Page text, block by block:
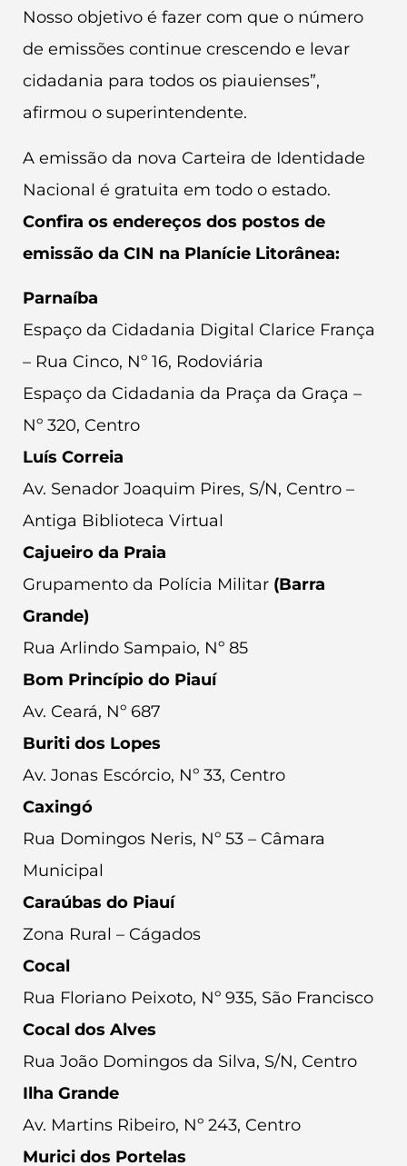
Nosso objetivo é fazer com que o número
de emissões continue crescendo e levar
cidadania para todos os piauienses”,
afirmou o superintendente.
A emissão da nova Carteira de Identidade
Nacional é gratuita em todo o estado.
Confira os endereços dos postos de
emissão da CIN na Planície Litorânea:
Parnaíba
Espaço da Cidadania Digital Clarice França
– Rua Cinco, Nº 16, Rodoviária
Espaço da Cidadania da Praça da Graça –
Nº 320, Centro
Luís Correia
Av. Senador Joaquim Pires, S/N, Centro –
Antiga Biblioteca Virtual
Cajueiro da Praia
Grupamento da Polícia Militar (Barra
Grande)
Rua Arlindo Sampaio, Nº 85
Bom Princípio do Piauí
Av. Ceará, Nº 687
Buriti dos Lopes
Av. Jonas Escórcio, Nº 33, Centro
Caxingó
Rua Domingos Neris, Nº 53 – Câmara
Municipal
Caraúbas do Piauí
Zona Rural – Cágados
Cocal
Rua Floriano Peixoto, Nº 935, São Francisco
Cocal dos Alves
Rua João Domingos da Silva, S/N, Centro
Ilha Grande
Av. Martins Ribeiro, Nº 243, Centro
Murici dos Portelas